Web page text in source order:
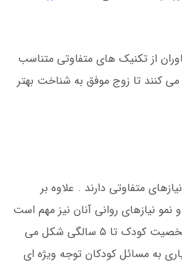
از تکنیک های متفاوتی متناسب
کنند تا زوج موفق به شناخت بهتر
متفاوتی دارند . علاوه بر
نیازهای روانی آنان نیز مهم است
.به عقیده فروید ساختار شخصیت کودک تا ۵ سالگی شکل می
به مسائل کودکان توجه ویژه ای